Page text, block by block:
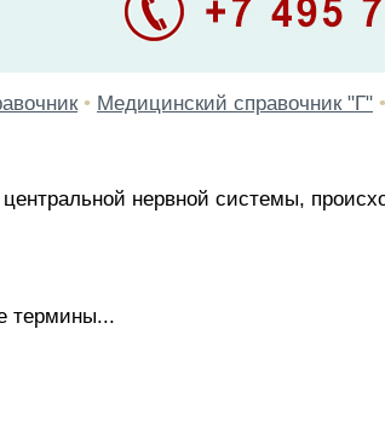
• Медицинский справочник "Г" •
нервной системы,
термины...